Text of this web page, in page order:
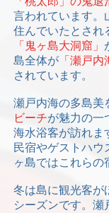
言われています。
住んでいたとされ
「鬼ヶ島大洞窟」
島全体が 「瀬戸内
されています。
瀬戸内海の多島美
ビーチが魅力の一
海水浴客が訪れま
民宿やゲストハウ
ヶ島ではこれらの
冬は島に観光客が
シーズンです。瀬